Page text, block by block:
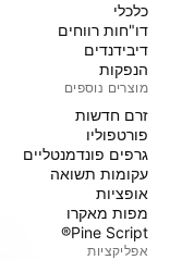
כלכלי
דו"חות רווחים
דיבידנדים
הנפקות
מוצרים נוספים
זרם חדשות
פורטפוליו
גרפים פונדמנטליים
עקומות תשואה
אופציות
מפות מאקרו
Pine Script®
אפליקציות